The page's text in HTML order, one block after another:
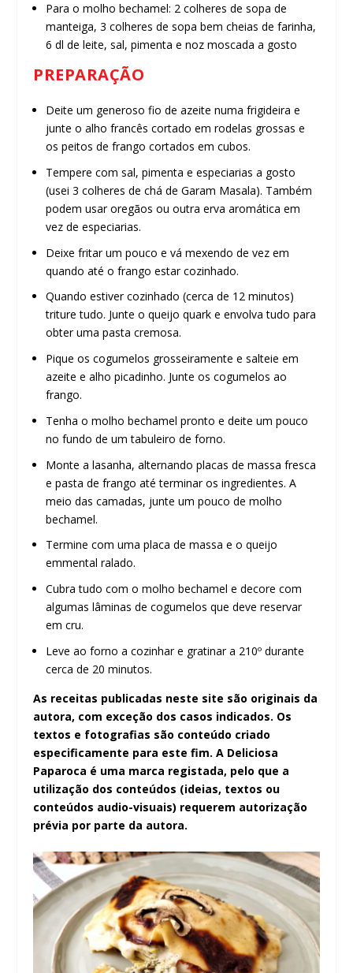
Para o molho bechamel: 2 colheres de sopa de
manteiga, 3 colheres de sopa bem cheias de farinha,
6 dl de leite, sal, pimenta e noz moscada a gosto
PREPARAÇÃO
Deite um generoso fio de azeite numa frigideira e
junte o alho francês cortado em rodelas grossas e
os peitos de frango cortados em cubos.
Tempere com sal, pimenta e especiarias a gosto
(usei 3 colheres de chá de Garam Masala). Também
podem usar oregãos ou outra erva aromática em
vez de especiarias.
Deixe fritar um pouco e vá mexendo de vez em
quando até o frango estar cozinhado.
Quando estiver cozinhado (cerca de 12 minutos)
triture tudo. Junte o queijo quark e envolva tudo para
obter uma pasta cremosa.
Pique os cogumelos grosseiramente e salteie em
azeite e alho picadinho. Junte os cogumelos ao
frango.
Tenha o molho bechamel pronto e deite um pouco
no fundo de um tabuleiro de forno.
Monte a lasanha, alternando placas de massa fresca
e pasta de frango até terminar os ingredientes. A
meio das camadas, junte um pouco de molho
bechamel.
Termine com uma placa de massa e o queijo
emmental ralado.
Cubra tudo com o molho bechamel e decore com
algumas lâminas de cogumelos que deve reservar
em cru.
Leve ao forno a cozinhar e gratinar a 210º durante
cerca de 20 minutos.
As receitas publicadas neste site são originais da
autora, com exceção dos casos indicados. Os
textos e fotografias são conteúdo criado
especificamente para este fim. A Deliciosa
Paparoca é uma marca registada, pelo que a
utilização dos conteúdos (ideias, textos ou
conteúdos audio-visuais) requerem autorização
prévia por parte da autora.